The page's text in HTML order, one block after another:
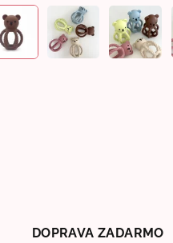
DOPRAVA ZADARMO